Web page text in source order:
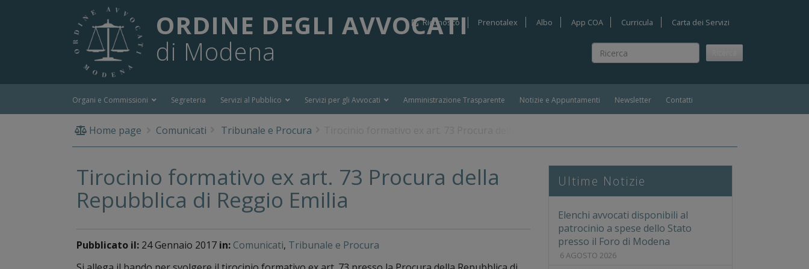
ORDINE DEGLI AVVOCATI
di Modena
Ricerca
Riconosco Prenotalex Albo App COA Curricula Carta dei Servizi
Organi e Commissioni Segreteria Servizi al Pubblico Servizi per gli Avvocati Amministrazione Trasparente Notizie e Appuntamenti Newsletter Contatti
Home page Comunicati Tribunale e Procura
Tirocinio formativo ex art. 73 Procura della
Repubblica di Reggio Emilia
Pubblicato il: 24 Gennaio 2017 in: Comunicati, Tribunale e Procura
Ultime Notizie
Elenchi avvocati disponibili al
patrocinio a spese dello Stato
presso il Foro di Modena
6 AGOSTO 2026